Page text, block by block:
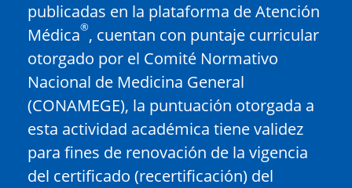
publicadas en la plataforma de Atención
Médica®, cuentan con puntaje curricular
otorgado por el Comité Normativo
Nacional de Medicina General
(CONAMEGE), la puntuación otorgada a
esta actividad académica tiene validez
para fines de renovación de la vigencia
del certificado (recertificación) del